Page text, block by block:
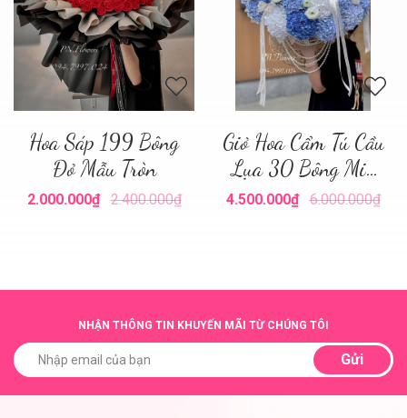
Hoa Sáp 199 Bông
Đỏ Mẫu Tròn
2.000.000₫ 2.400.000₫
Giỏ Hoa Cẩm Tú Cầu
Lụa 30 Bông Mix
Tone Xanh
4.500.000₫ 6.000.000₫
NHẬN THÔNG TIN KHUYẾN MÃI TỪ CHÚNG TÔI
Gửi